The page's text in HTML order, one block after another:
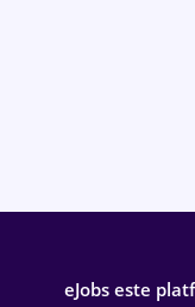
eJobs este